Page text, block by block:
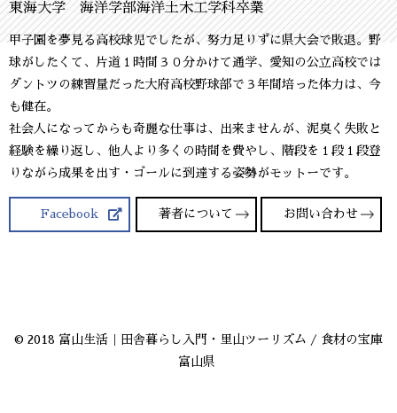
東海大学 海洋学部海洋土木工学科卒業
甲子園を夢見る高校球児でしたが、努力足りずに県大会で敗退。野
球がしたくて、片道１時間３０分かけて通学、愛知の公立高校では
ダントツの練習量だった大府高校野球部で３年間培った体力は、今
も健在。
社会人になってからも奇麗な仕事は、出来ませんが、泥臭く失敗と
経験を繰り返し、他人より多くの時間を費やし、階段を１段１段登
りながら成果を出す・ゴールに到達する姿勢がモットーです。
Facebook 著者について お問い合わせ
© 2018 富山生活｜田舎暮らし入門・里山ツーリズム / 食材の宝庫
富山県